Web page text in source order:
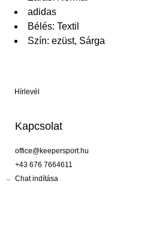
adidas
Bélés: Textil
Szín: ezüst, Sárga
Hírlevél
Kapcsolat
office@keepersport.hu
+43 676 7664611
Chat indítása